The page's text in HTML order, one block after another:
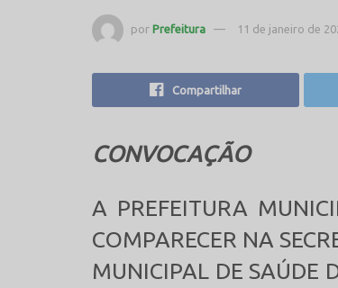
por Prefeitura 11 de janeiro de
Compartilhar
CONVOCAÇÃO
A PREFEITURA
COMPARECER NA
MUNICIPAL DE SAÚDE